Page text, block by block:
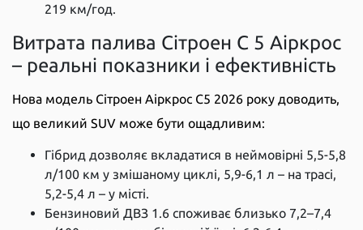
219 км/год.
Витрата палива Сітроен С 5 Аіркрос
– реальні показники і ефективність
Нова модель Сітроен Аіркрос С5 2026 року доводить,
що великий SUV може бути ощадливим:
Гібрид дозволяє вкладатися в неймовірні 5,5-5,8
л/100 км у змішаному циклі, 5,9-6,1 л – на трасі,
5,2-5,4 л – у місті.
Бензиновий ДВЗ 1.6 споживає близько 7,2–7,4